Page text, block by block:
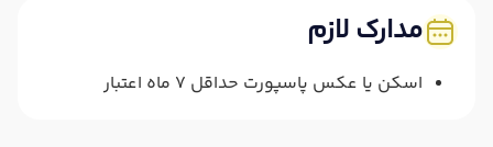
مدارک لازم
اسکن یا عکس پاسپورت حداقل 7 ماه اعتبار